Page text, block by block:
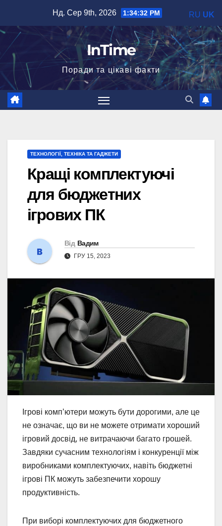
вмісту
Нд. Сер 9th, 2026 1:34:33 PM
InTime
Поради та цікаві факти
ТЕХНОЛОГІЇ, ТЕХНІКА ТА ГАДЖЕТИ
Кращі комплектуючі
для бюджетних
ігрових ПК
Від Вадим
ГРУ 15, 2023
Ігрові комп’ютери можуть бути дорогими, але це
не означає, що ви не можете отримати хороший
ігровий досвід, не витрачаючи багато грошей.
Завдяки сучасним технологіям і конкуренції між
виробниками комплектуючих, навіть бюджетні
ігрові ПК можуть забезпечити хорошу
продуктивність.
При виборі комплектуючих для бюджетного
RU UK